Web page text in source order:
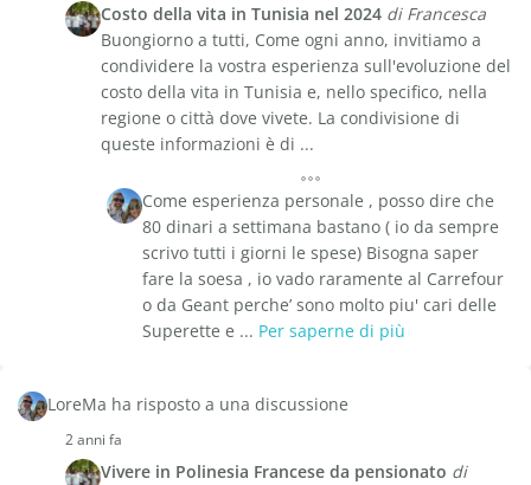
Costo della vita in Tunisia nel 2024 di Francesca
Buongiorno a tutti, Come ogni anno, invitiamo a
condividere la vostra esperienza sull'evoluzione del
costo della vita in Tunisia e, nello specifico, nella
regione o città dove vivete. La condivisione di
queste informazioni è di ...
Come esperienza personale , posso dire che
80 dinari a settimana bastano ( io da sempre
scrivo tutti i giorni le spese) Bisogna saper
fare la soesa , io vado raramente al Carrefour
o da Geant perche’ sono molto piu' cari delle
Superette e ... Per saperne di più
LoreMa ha risposto a una discussione
2 anni fa
Vivere in Polinesia Francese da pensionato di